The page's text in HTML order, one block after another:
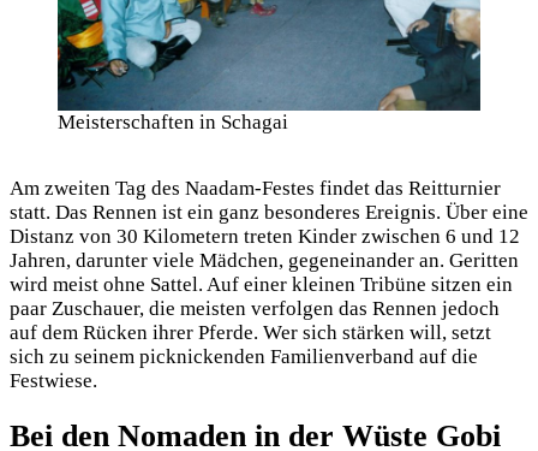
Meisterschaften in Schagai
Am zweiten Tag des Naadam-Festes findet das Reitturnier
statt. Das Rennen ist ein ganz besonderes Ereignis. Über eine
Distanz von 30 Kilometern treten Kinder zwischen 6 und 12
Jahren, darunter viele Mädchen, gegeneinander an. Geritten
wird meist ohne Sattel. Auf einer kleinen Tribüne sitzen ein
paar Zuschauer, die meisten verfolgen das Rennen jedoch
auf dem Rücken ihrer Pferde. Wer sich stärken will, setzt
sich zu seinem picknickenden Familienverband auf die
Festwiese.
Bei den Nomaden in der Wüste Gobi